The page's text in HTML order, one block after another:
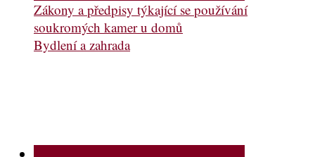
Zákony a předpisy týkající se používání
soukromých kamer u domů
Bydlení a zahrada